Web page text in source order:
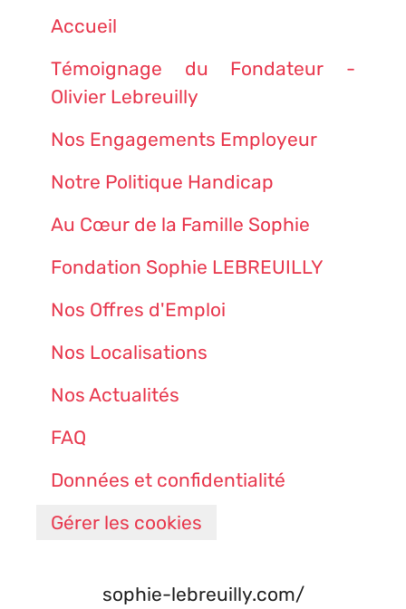
Accueil
Témoignage du Fondateur -
Olivier Lebreuilly
Nos Engagements Employeur
Notre Politique Handicap
Au Cœur de la Famille Sophie
Fondation Sophie LEBREUILLY
Nos Offres d'Emploi
Nos Localisations
Nos Actualités
FAQ
Données et confidentialité
Gérer les cookies
sophie-lebreuilly.com/